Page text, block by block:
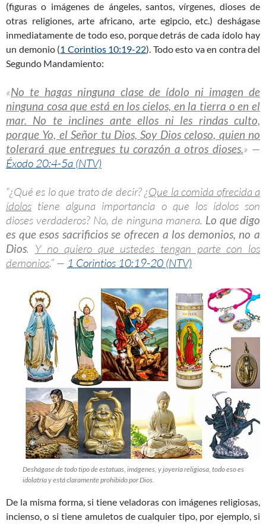
(figuras o imágenes de ángeles, santos, vírgenes, dioses de
otras religiones, arte africano, arte egipcio, etc.) deshágase
inmediatamente de todo eso, porque detrás de cada ídolo hay
un demonio (1 Corintios 10:19-22). Todo esto va en contra del
Segundo Mandamiento:
«No te hagas ninguna clase de ídolo ni imagen de
ninguna cosa que está en los cielos, en la tierra o en el
mar. No te inclines ante ellos ni les rindas culto,
porque Yo, el Señor tu Dios, Soy Dios celoso, quien no
tolerará que entregues tu corazón a otros dioses.» —
Éxodo 20:4-5a (NTV)
“¿Qué es lo que trato de decir? ¿Que la comida ofrecida a
ídolos tiene alguna importancia o que los ídolos son
dioses verdaderos? No, de ninguna manera. Lo que digo
es que esos sacrificios se ofrecen a los demonios, no a
Dios. Y no quiero que ustedes tengan parte con los
demonios.” — 1 Corintios 10:19-20 (NTV)
Deshágase de todo tipo de estatuas, imágenes, y joyería religiosa, todo eso es
idolatría y está claramente prohibido por Dios.
De la misma forma, si tiene veladoras con imágenes religiosas,
incienso, o si tiene amuletos de cualquier tipo, por ejemplo, si